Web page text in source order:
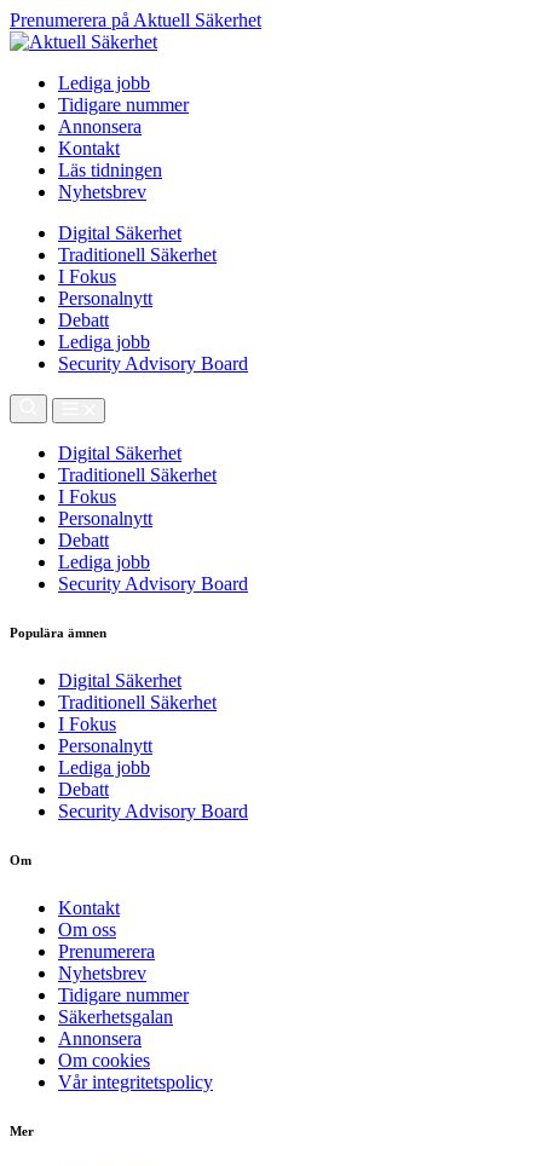
Prenumerera på Aktuell Säkerhet
Lediga jobb
Tidigare nummer
Annonsera
Kontakt
Läs tidningen
Nyhetsbrev
Digital Säkerhet
Traditionell Säkerhet
I Fokus
Personalnytt
Debatt
Lediga jobb
Security Advisory Board
Digital Säkerhet
Traditionell Säkerhet
I Fokus
Personalnytt
Debatt
Lediga jobb
Security Advisory Board
Populära ämnen
Digital Säkerhet
Traditionell Säkerhet
I Fokus
Personalnytt
Lediga jobb
Debatt
Security Advisory Board
Om
Kontakt
Om oss
Prenumerera
Nyhetsbrev
Tidigare nummer
Säkerhetsgalan
Annonsera
Om cookies
Vår integritetspolicy
Mer